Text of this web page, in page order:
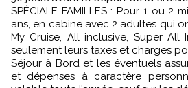
SPÉCIALE FAMILLES : Pour 1 ou 2
ans, en cabine avec 2 adultes qui
My Cruise, All inclusive, Super All
seulement leurs taxes et charges
Séjour à Bord et les éventuels
et dépenses à caractère